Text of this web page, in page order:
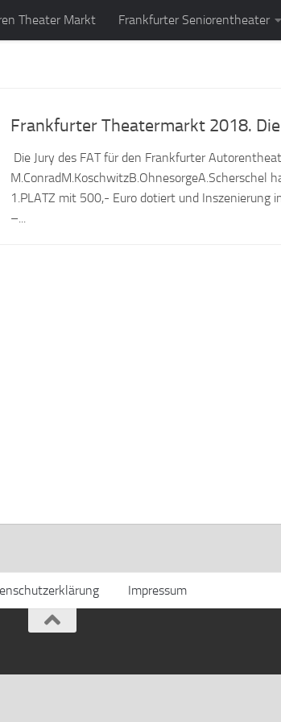
Theater Markt Frankfurter Seniorentheater
Frankfurter Theatermarkt 2018.
Die Jury des FAT für den Frankfurter
M.ConradM.KoschwitzB.OhnesorgeA.Scherschel
1.PLATZ mit 500,- Euro dotiert und Inszenierung
–...
Impressum